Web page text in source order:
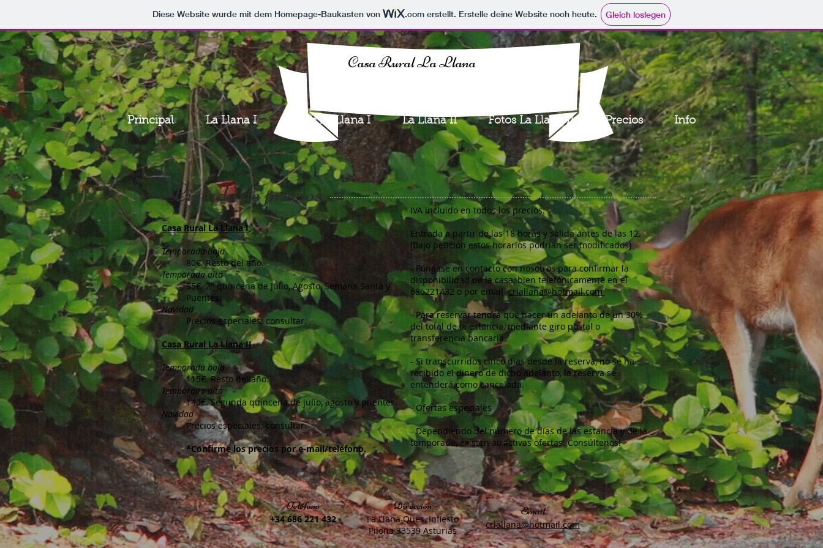
Diese Website wurde mit dem Homepage-Baukasten von .com erstellt. Erstelle deine Website noch heute. Gleich loslegen
Casa Rural La Llana
Principal La Llana I Fotos La Llana I La Llana II Fotos La Llana II Precios Info
Listado de precios
Casa Rural La Llana I
Temporada baja
80€. Resto del año.
Temporada alta
95€. 2° quincena de Julio, Agosto, Semana Santa y
Puentes.
Navidad
Precios especiales; consultar.
Casa Rural La Llana II
Temporada baja
115€. Resto del año.
Temporada alta
140€. Segunda quincena de julio, agosto y puentes.
Navidad
Precios especiales; consultar.
*Confirme los precios por e-mail/teléfono.
IVA incluido en todos los precios.
Entrada a partir de las 18 horas y salida antes de las 12.
(Bajo petición estos horarios podrían ser modificados)
- Póngase en contacto con nosotros para confirmar la
disponibilidad de la casa, bien telefónicamente en el
686221432 o por emailcrlallana@hotmail.com
-Para reservar tendrá que hacer un adelanto de un 30%
del total de la estancia, mediante giro postal o
transferencia bancaria.
- Si transcurridos cinco días desde la reserva, no se ha
recibido el dinero de dicho adelanto, la reserva se
entenderá como cancelada.
- Ofertas especiales
- Dependiendo del número de días de las estancia y de la
temporada, existen atractivas ofertas. Consúltenos!
Dirección
La Llana Ques, Infiesto
Piloña 33539 Asturias
Email
crlallana@hotmail.com
Teléfono
+34 686 221 432